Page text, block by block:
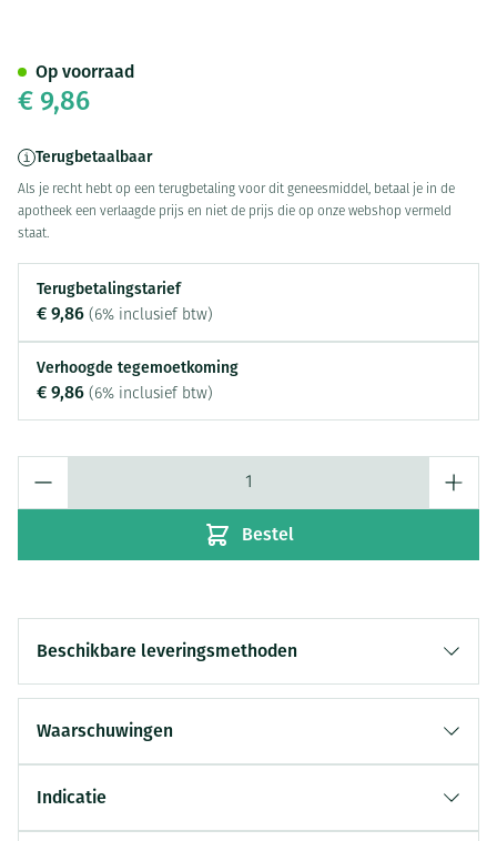
€ 9,86
Terugbetaalbaar
Als je recht hebt op een terugbetaling voor dit geneesmiddel, betaal je in de
apotheek een verlaagde prijs en niet de prijs die op onze webshop vermeld
staat.
Terugbetalingstarief
€ 9,86 (6% inclusief btw)
Verhoogde tegemoetkoming
€ 9,86 (6% inclusief btw)
Bestel
Op voorraad
Beschikbare leveringsmethoden
Waarschuwingen
Indicatie